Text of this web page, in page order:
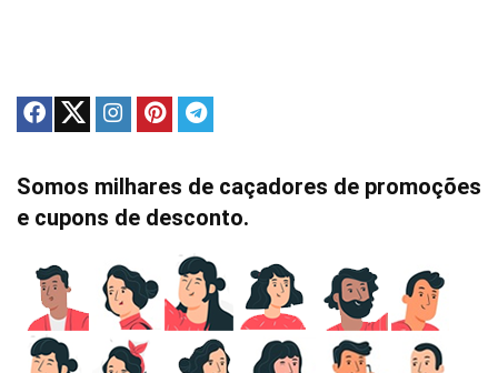
Somos milhares de caçadores de promoções
e cupons de desconto.